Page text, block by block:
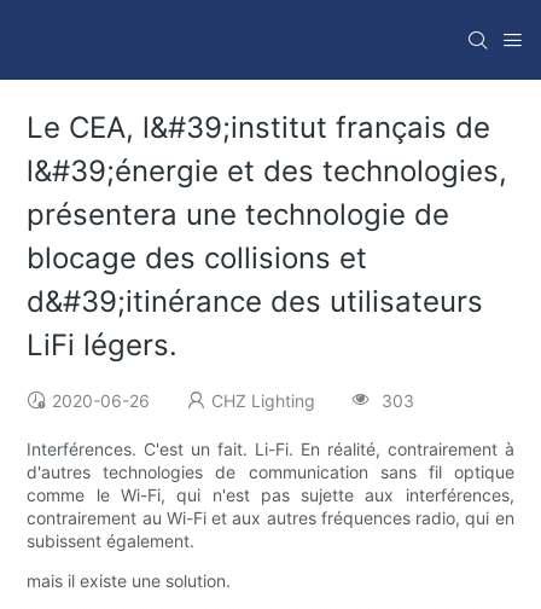
Le CEA, l&#39;institut français de
l&#39;énergie et des technologies,
présentera une technologie de
blocage des collisions et
d&#39;itinérance des utilisateurs
LiFi légers.
2020-06-26 CHZ Lighting 303
Interférences. C'est un fait. Li-Fi. En réalité, contrairement à
d'autres technologies de communication sans fil optique
comme le Wi-Fi, qui n'est pas sujette aux interférences,
contrairement au Wi-Fi et aux autres fréquences radio, qui en
subissent également.
mais il existe une solution.